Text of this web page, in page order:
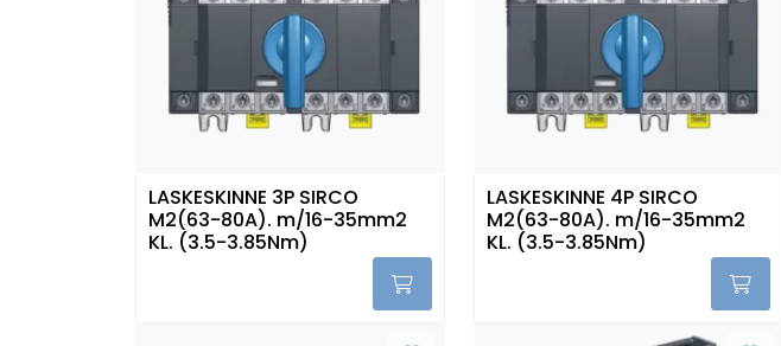
LASKESKINNE 3P SIRCO
M2(63-80A). m/16-35mm2
KL. (3.5-3.85Nm)
LASKESKINNE 4P SIRCO
M2(63-80A). m/16-35mm2
KL. (3.5-3.85Nm)